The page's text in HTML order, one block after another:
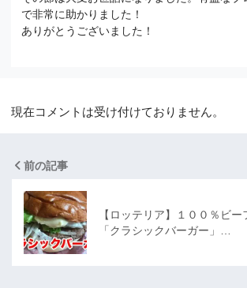
で非常に助かりました！
ありがとうございました！
現在コメントは受け付けておりません。
前の記事
【ロッテリア】１００％ビ
「クラシックバーガー」…